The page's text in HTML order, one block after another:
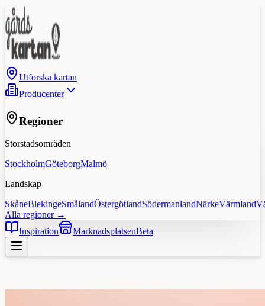
Utforska kartan
Producenter
Regioner
Storstadsområden
StockholmGöteborgMalmö
Landskap
SkåneBlekingeSmålandÖstergötlandSödermanlandNärkeVärmland
Alla regioner →
Inspiration
MarknadsplatsenBeta